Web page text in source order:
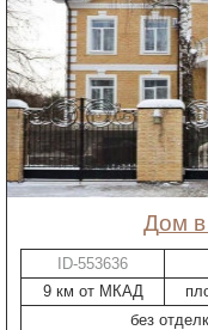
дом
ID-553636
9 км от МКАД
без